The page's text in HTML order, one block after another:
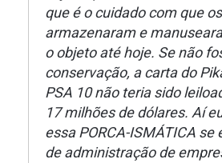
que é o cuidado com que
armazenaram e
o objeto até hoje. Se não
conservação, a carta do
PSA 10 não teria sido
17 milhões de dólares. Aí
essa PORCA-ISMÁTICA se
de administração de